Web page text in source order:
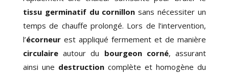
tissu germinatif du cornillon sans nécessiter un
temps de chauffe prolongé. Lors de l’intervention,
l’écorneurest appliqué fermement et de manière
circulaireautour du bourgeon corné, assurant
ainsi une destructioncomplète et homogène du